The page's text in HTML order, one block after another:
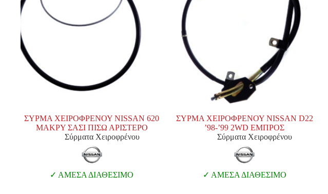
ΣΥΡΜΑ ΧΕΙΡΟΦΡΕΝΟΥ NISSAN 620
MAKPY ΣΑΣΙ ΠΙΣΩ ΑΡΙΣΤΕΡΟ
Σύρματα Χειροφρένου
ΑΜΕΣΑ ΔΙΑΘΕΣΙΜΟ
ΣΥΡΜΑ ΧΕΙΡΟΦΡΕΝΟΥ NISSAN D22
’98-’99 2WD ΕΜΠΡΟΣ
Σύρματα Χειροφρένου
ΑΜΕΣΑ ΔΙΑΘΕΣΙΜΟ